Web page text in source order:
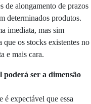
de alongamento de prazos
determinados produtos.
imediata, mas sim
que os stocks existentes no
e mais cara.
poderá ser a dimensão
é expectável que essa